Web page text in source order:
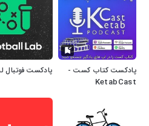
پادکست کتاب کست -
KetabCast
پادکست فوتبال